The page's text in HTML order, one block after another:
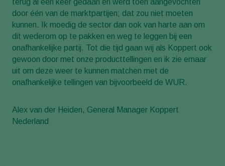
door één van de marktpartijen; dat zou niet moeten
kunnen. Ik moedig de sector dan ook van harte aan om
dit wederom op te pakken en weg te leggen bij een
onafhankelijke partij. Tot die tijd gaan wij als Koppert ook
gewoon door met onze producttellingen en ik zie ernaar
uit om deze weer te kunnen matchen met de
onafhankelijke tellingen van bijvoorbeeld de WUR.
Alex van der Heiden, General Manager Koppert
Nederland